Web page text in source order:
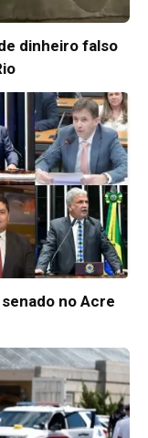
dinheiro falso
no Acre